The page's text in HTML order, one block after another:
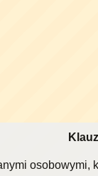
osobowymi,